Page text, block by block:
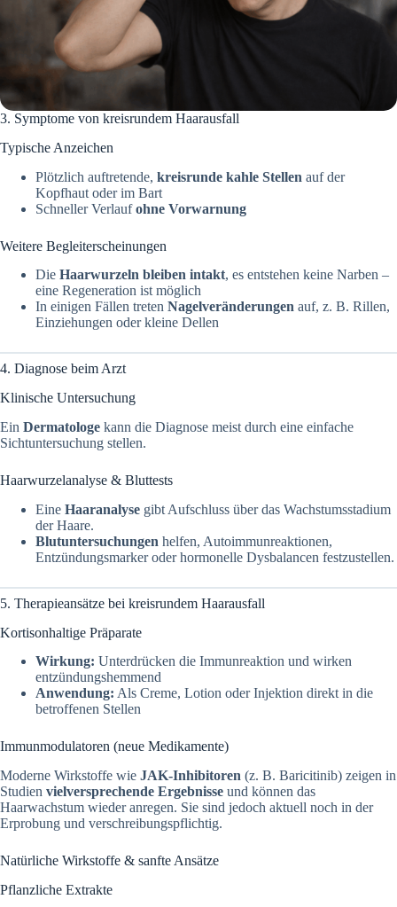
3. Symptome von kreisrundem Haarausfall
Typische Anzeichen
Plötzlich auftretende, kreisrunde kahle Stellen auf der
Kopfhaut oder im Bart
Schneller Verlaufohne Vorwarnung
Weitere Begleiterscheinungen
Die Haarwurzeln bleiben intakt, es entstehen keine Narben –
eine Regeneration ist möglich
In einigen Fällen treten Nagelveränderungen auf, z. B. Rillen,
Einziehungen oder kleine Dellen
4. Diagnose beim Arzt
Klinische Untersuchung
Ein Dermatologe kann die Diagnose meist durch eine einfache
Sichtuntersuchung stellen.
Haarwurzelanalyse & Bluttests
Eine Haaranalyse gibt Aufschluss über das Wachstumsstadium
der Haare.
Blutuntersuchungen helfen, Autoimmunreaktionen,
Entzündungsmarker oder hormonelle Dysbalancen festzustellen.
5. Therapieansätze bei kreisrundem Haarausfall
Kortisonhaltige Präparate
Wirkung: Unterdrücken die Immunreaktion und wirken
entzündungshemmend
Anwendung: Als Creme, Lotion oder Injektion direkt in die
betroffenen Stellen
Immunmodulatoren (neue Medikamente)
Moderne Wirkstoffe wie JAK-Inhibitoren (z. B. Baricitinib) zeigen in
Studien vielversprechende Ergebnisse und können das
Haarwachstum wieder anregen. Sie sind jedoch aktuell noch in der
Erprobung und verschreibungspflichtig.
Natürliche Wirkstoffe & sanfte Ansätze
Pflanzliche Extrakte